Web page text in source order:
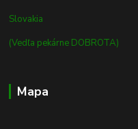
Slovakia
(Vedľa pekárne DOBROTA)
Mapa